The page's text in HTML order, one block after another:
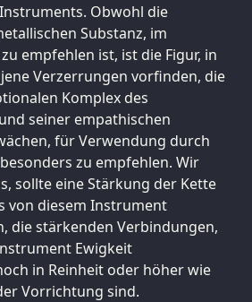
Obwohl die
Substanz, im
empfehlen ist, ist die Figur, in
Verzerrungen vorfinden, die
Komplex des
seiner empathischen
für Verwendung durch
zu empfehlen. Wir
sollte eine Stärkung der Kette
von diesem Instrument
die stärkenden Verbindungen,
Ewigkeit
in Reinheit oder höher wie
Vorrichtung sind.